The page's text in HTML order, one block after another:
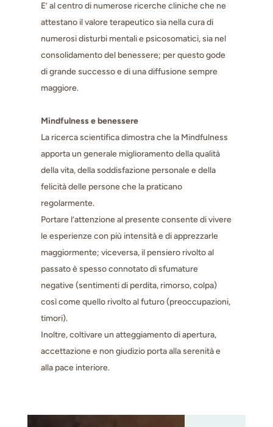
E’ al centro di numerose ricerche cliniche che ne
attestano il valore terapeutico sia nella cura di
numerosi disturbi mentali e psicosomatici, sia nel
consolidamento del benessere; per questo gode
di grande successo e di una diffusione sempre
maggiore.
Mindfulness e benessere
La ricerca scientifica dimostra che la Mindfulness
apporta un generale miglioramento della qualità
della vita, della soddisfazione personale e della
felicità delle persone che la praticano
regolarmente.
Portare l’attenzione al presente consente di vivere
le esperienze con più intensità e di apprezzarle
maggiormente; viceversa, il pensiero rivolto al
passato è spesso connotato di sfumature
negative (sentimenti di perdita, rimorso, colpa)
così come quello rivolto al futuro (preoccupazioni,
timori).
Inoltre, coltivare un atteggiamento di apertura,
accettazione e non giudizio porta alla serenità e
alla pace interiore.